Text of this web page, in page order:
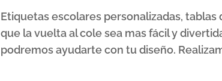
Etiquetas escolares personalizadas,
que la vuelta al cole sea mas fácil y
podremos ayudarte con tu diseño.